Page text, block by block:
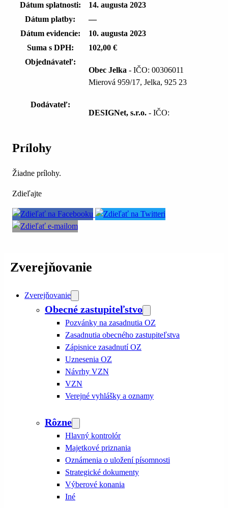
Dátum splatnosti:
14. augusta 2023
Dátum platby:
—
Dátum evidencie:
10. augusta 2023
Suma s DPH:
102,00 €
Objednávateľ:
Obec Jelka - IČO: 00306011
Mierová 959/17, Jelka, 925 23
Dodávateľ:
DESIGNet, s.r.o. - IČO:
Prílohy
Žiadne prílohy.
Zdieľajte
Zverejňovanie
Zverejňovanie
Obecné zastupiteľstvo
Pozvánky na zasadnutia OZ
Zasadnutia obecného zastupiteľstva
Zápisnice zasadnutí OZ
Uznesenia OZ
Návrhy VZN
VZN
Verejné vyhlášky a oznamy
Rôzne
Hlavný kontrolór
Majetkové priznania
Oznámenia o uložení písomnosti
Strategické dokumenty
Výberové konania
Iné